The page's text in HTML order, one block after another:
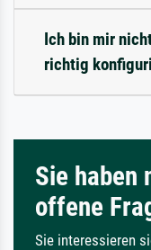
Ich bin mir
richtig
Sie haben
offene
Sie interessieren